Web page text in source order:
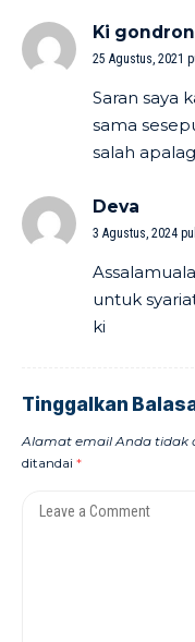
Ki
25 Agustus, 2021
Saran saya
sama
salah
Deva
3 Agustus, 2024
untuk
ki
Tinggalkan
Alamat email Anda tidak
ditandai *